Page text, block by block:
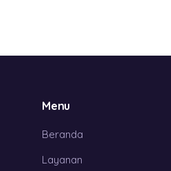
Menu
Beranda
Layanan